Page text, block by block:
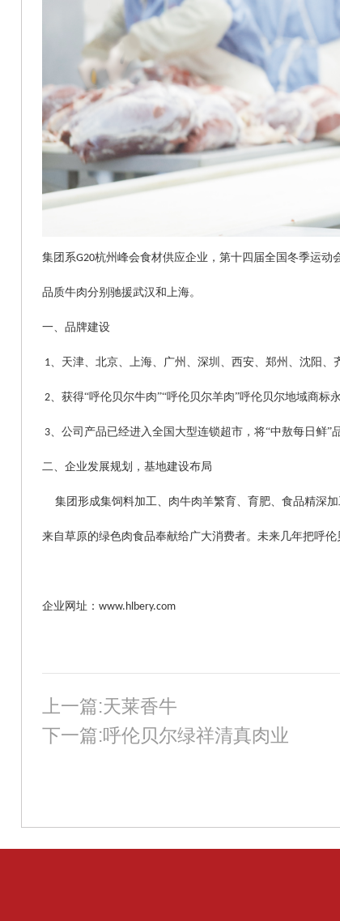
集团系G20杭州峰会食材供应企业，第十四届全国冬季运
品质牛肉分别驰援武汉和上海。
一、品牌建设
1 天津、北京、上海、广州、深圳、西安、郑州、沈阳、
2 、获得“呼伦贝尔牛肉”“呼伦贝尔羊肉”呼伦贝尔地域商
3 、公司产品已经进入全国大型连锁超市，将“中敖每日鲜
二、企业发展规划，基地建设布局
集团形成集饲料加工、肉牛肉羊繁育、育肥、食品精深
来自草原的绿色肉食品奉献给广大消费者。未来几年把呼
企业网址：www.hlbery.com
上一篇:天莱香牛
下一篇:呼伦贝尔绿祥清真肉业